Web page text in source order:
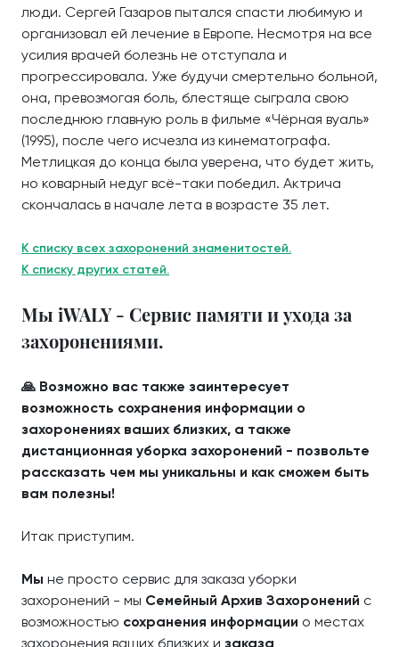
люди. Сергей Газаров пытался спасти любимую и
организовал ей лечение в Европе. Несмотря на все
усилия врачей болезнь не отступала и
прогрессировала. Уже будучи смертельно больной,
она, превозмогая боль, блестяще сыграла свою
последнюю главную роль в фильме «Чёрная вуаль»
(1995), после чего исчезла из кинематографа.
Метлицкая до конца была уверена, что будет жить,
но коварный недуг всё-таки победил. Актрича
скончалась в начале лета в возрасте 35 лет.
К списку всех захоронений знаменитостей.
К списку других статей.
Мы iWALY - Сервис памяти и ухода за
захоронениями.
🙏 Возможно вас также заинтересует
возможность сохранения информации о
захоронениях ваших близких, а также
дистанционная уборка захоронений - позвольте
рассказать чем мы уникальны и как сможем быть
вам полезны!
Итак приступим.
Мы не просто сервис для заказа уборки
захоронений - мы Семейный Архив Захоронений с
возможностью сохранения информации о местах
захоронения ваших близких и заказа